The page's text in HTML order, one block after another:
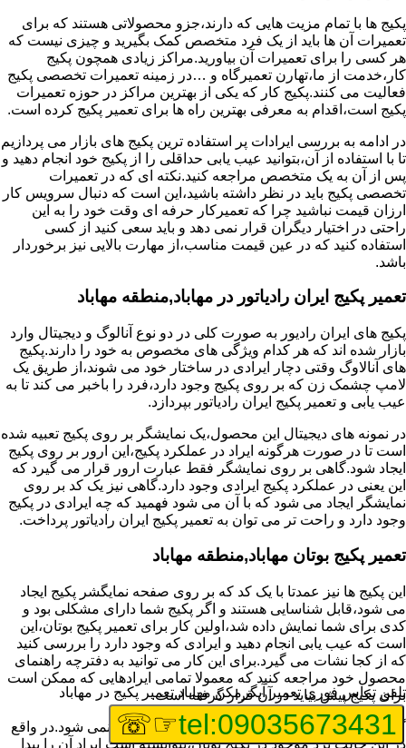
پکیج ها با تمام مزیت هایی که دارند،جزو محصولاتی هستند که برای
تعمیرات آن ها باید از یک فرد متخصص کمک بگیرید و چیزی نیست که
هر کسی را برای تعمیرات آن بیاورید.مراکز زیادی همچون پکیج
کار،خدمت از ما،تهارن تعمیرگاه و …در زمینه تعمیرات تخصصی پکیج
فعالیت می کنند.پکیج کار که یکی از بهترین مراکز در حوزه تعمیرات
پکیج است،اقدام به معرفی بهترین راه ها برای تعمیر پکیج کرده است.
در ادامه به بررسی ایرادات پر استفاده ترین پکیج های بازار می پردازیم
تا با استفاده از آن،بتوانید عیب یابی حداقلی را از پکیج خود انجام دهید و
پس از آن به یک متخصص مراجعه کنید.نکته ای که در تعمیرات
تخصصی پکیج باید در نظر داشته باشید،این است که دنبال سرویس کار
ارزان قیمت نباشید چرا که تعمیرکار حرفه ای وقت خود را به این
راحتی در اختیار دیگران قرار نمی دهد و باید سعی کنید از کسی
استفاده کنید که در عین قیمت مناسب،از مهارت بالایی نیز برخوردار
باشد.
تعمیر پکیج ایران رادیاتور در مهاباد,منطقه مهاباد
پکیج های ایران رادیور به صورت کلی در دو نوع آنالوگ و دیجیتال وارد
بازار شده اند که هر کدام ویژگی های مخصوص به خود را دارند.پکیج
های آنالاوگ وقتی دچار ایرادی در ساختار خود می شوند،از طریق یک
لامپ چشمک زن که بر روی پکیج وجود دارد،فرد را باخبر می کند تا به
عیب یابی و تعمیر پکیج ایران رادیاتور بپردازد.
در نمونه های دیجیتال این محصول،یک نمایشگر بر روی پکیج تعبیه شده
است تا در صورت هرگونه ایراد در عملکرد پکیج،این ارور بر روی پکیج
ایجاد شود.گاهی بر روی نمایشگر فقط عبارت ارور قرار می گیرد که
این یعنی در عملکرد پکیج ایرادی وجود دارد.گاهی نیز یک کد بر روی
نمایشگر ایجاد می شود که با آن می شود فهمید که چه ایرادی در پکیج
وجود دارد و راحت تر می توان به تعمیر پکیج ایران رادیاتور پرداخت.
تعمیر پکیج بوتان مهاباد,منطقه مهاباد
این پکیج ها نیز عمدتا با یک کد که بر روی صفحه نمایگشر پکیج ایجاد
می شود،قابل شناسایی هستند و اگر پکیج شما دارای مشکلی بود و
کدی برای شما نمایش داده شد،اولین کار برای تعمیر پکیج بوتان،این
است که عیب یابی انجام دهید و ایرادی که وجود دارد را بررسی کنید
که از کجا نشات می گیرد.برای این کار می توانید به دفترچه راهنمای
محصول خود مراجعه کنید که معمولا تمامی ایرادهایی که ممکن است
برای پکیج پیش بیاید در آن قرار گرفته است.
گاهی نیز هنگام خرابی پکیج،هیچ اروری نمایش داده نمی شود.در واقع
در این حالت برد موجود در پکیج بوتان،نتوانسته است ایراد آن را پیدا
تلفن تماس فوریتعمیر آبگرمکن مهاباد,تعمیر پکیج در مهاباد
tel:09035673431
☞☏